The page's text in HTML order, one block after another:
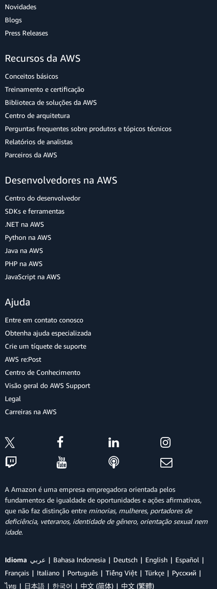
Novidades
Blogs
Press Releases
Recursos da AWS
Conceitos básicos
Treinamento e certificação
Biblioteca de soluções da AWS
Centro de arquitetura
Perguntas frequentes sobre produtos e tópicos técnicos
Relatórios de analistas
Parceiros da AWS
Desenvolvedores na AWS
Centro do desenvolvedor
SDKs e ferramentas
.NET na AWS
Python na AWS
Java na AWS
PHP na AWS
JavaScript na AWS
Ajuda
Entre em contato conosco
Obtenha ajuda especializada
Crie um tíquete de suporte
AWS re:Post
Centro de Conhecimento
Visão geral do AWS Support
Legal
Carreiras na AWS
A Amazon é uma empresa empregadora orientada pelos
fundamentos de igualdade de oportunidades e ações afirmativas,
que não faz distinção entre minorias, mulheres, portadores de
deficiência, veteranos, identidade de gênero, orientação sexual nem
idade.
Idioma عربي Bahasa Indonesia Deutsch English
Español
Français
Italiano Português Tiếng Việt Türkçe
Ρусский
ไทย
日本語 한국어 中文 (简体) 中文 (繁體)